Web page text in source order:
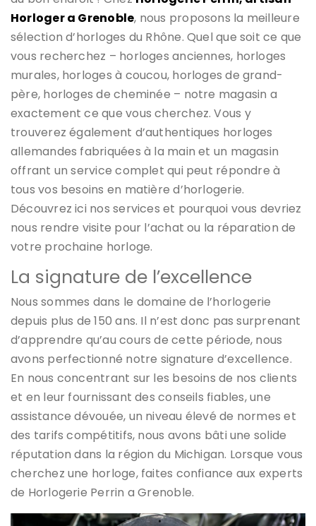
Horloger a Grenoble, nous proposons la meilleure
sélection d’horloges du Rhône. Quel que soit ce que
vous recherchez – horloges anciennes, horloges
murales, horloges à coucou, horloges de grand-
père, horloges de cheminée – notre magasin a
exactement ce que vous cherchez. Vous y
trouverez également d’authentiques horloges
allemandes fabriquées à la main et un magasin
offrant un service complet qui peut répondre à
tous vos besoins en matière d’horlogerie.
Découvrez ici nos services et pourquoi vous devriez
nous rendre visite pour l’achat ou la réparation de
votre prochaine horloge.
La signature de l’excellence
Nous sommes dans le domaine de l’horlogerie
depuis plus de 150 ans. Il n’est donc pas surprenant
d’apprendre qu’au cours de cette période, nous
avons perfectionné notre signature d’excellence.
En nous concentrant sur les besoins de nos clients
et en leur fournissant des conseils fiables, une
assistance dévouée, un niveau élevé de normes et
des tarifs compétitifs, nous avons bâti une solide
réputation dans la région du Michigan. Lorsque vous
cherchez une horloge, faites confiance aux experts
de Horlogerie Perrin a Grenoble.